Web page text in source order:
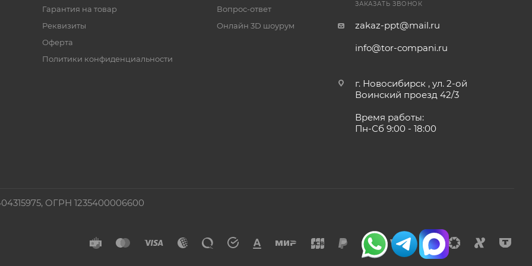
Гарантия на товар
Реквизиты
Оферта
Политики конфиденциальности
Вопрос-ответ
Онлайн 3D шоурум
ЗАКАЗАТЬ ЗВОНОК
zakaz-ppt@mail.ru
info@tor-compani.ru
г. Новосибирск , ул. 2-ой
Воинский проезд 42/3
Время работы:
Пн-Сб 9:00 - 18:00
ОГРН 1235400006600